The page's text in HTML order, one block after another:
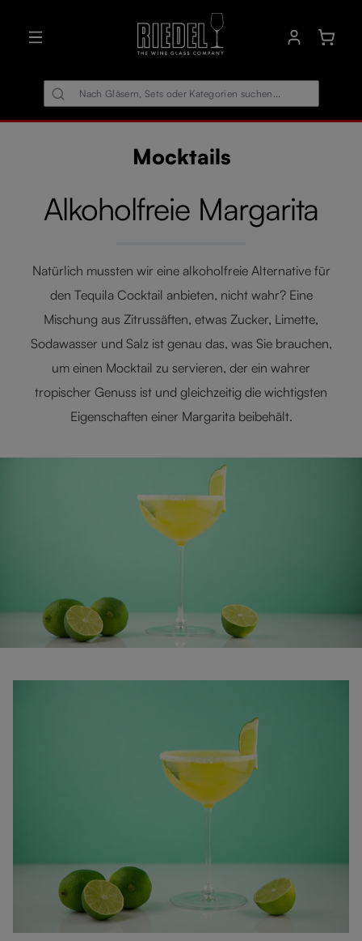
Mocktails
Alkoholfreie Margarita
Natürlich mussten wir eine alkoholfreie Alternative für
den Tequila Cocktail anbieten, nicht wahr? Eine
Mischung aus Zitrussäften, etwas Zucker, Limette,
Sodawasser und Salz ist genau das, was Sie brauchen,
um einen Mocktail zu servieren, der ein wahrer
tropischer Genuss ist und gleichzeitig die wichtigsten
Eigenschaften einer Margarita beibehält.